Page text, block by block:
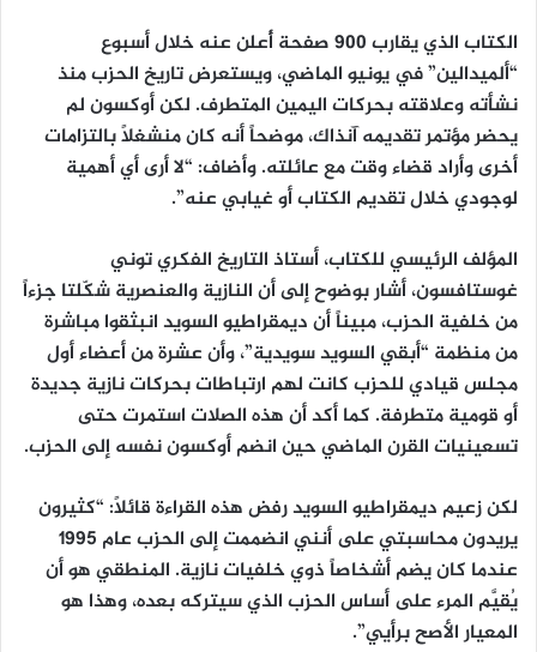
الكتاب الذي يقارب 900 صفحة أُعلن عنه خلال أسبوع
“ألميدالين” في يونيو الماضي، ويستعرض تاريخ الحزب منذ
نشأته وعلاقته بحركات اليمين المتطرف. لكن أوكسون لم
يحضر مؤتمر تقديمه آنذاك، موضحاً أنه كان منشغلاً بالتزامات
أخرى وأراد قضاء وقت مع عائلته. وأضاف: “لا أرى أي أهمية
لوجودي خلال تقديم الكتاب أو غيابي عنه”.
المؤلف الرئيسي للكتاب، أستاذ التاريخ الفكري توني
غوستافسون، أشار بوضوح إلى أن النازية والعنصرية شكّلتا جزءاً
من خلفية الحزب، مبيناً أن ديمقراطيو السويد انبثقوا مباشرة
من منظمة “أبقي السويد سويدية”، وأن عشرة من أعضاء أول
مجلس قيادي للحزب كانت لهم ارتباطات بحركات نازية جديدة
أو قومية متطرفة. كما أكد أن هذه الصلات استمرت حتى
تسعينيات القرن الماضي حين انضم أوكسون نفسه إلى الحزب.
لكن زعيم ديمقراطيو السويد رفض هذه القراءة قائلاً: “كثيرون
يريدون محاسبتي على أنني انضممت إلى الحزب عام 1995
عندما كان يضم أشخاصاً ذوي خلفيات نازية. المنطقي هو أن
يُقيَّم المرء على أساس الحزب الذي سيتركه بعده، وهذا هو
المعيار الأصح برأيي”.